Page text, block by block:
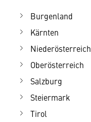
Burgenland
Kärnten
Niederösterreich
Oberösterreich
Salzburg
Steiermark
Tirol